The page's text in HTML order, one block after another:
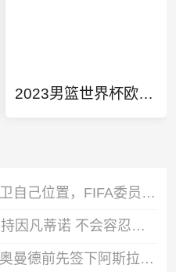
2023男篮世界杯欧洲预选赛赛程
天空：因凡蒂诺决心捍卫自己位置，FIFA委员会公开致信表达支持
FIFA官方：仍将全力支持因凡蒂诺 不会容忍外界对FIFA诚信的攻击
罗马诺：莱比锡出售迪奥曼德前先签下阿斯拉尼，之后才会放他体检